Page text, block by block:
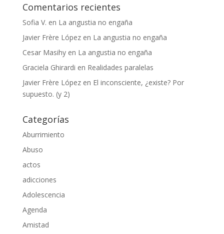
Comentarios recientes
Sofia V. en La angustia no engaña
Javier Frère Lópezen La angustia no engaña
Cesar Masihyen La angustia no engaña
Graciela Ghirardi en Realidades paralelas
Javier Frère Lópezen El inconsciente, ¿existe? Por
supuesto. (y 2)
Categorías
Aburrimiento
Abuso
actos
adicciones
Adolescencia
Agenda
Amistad